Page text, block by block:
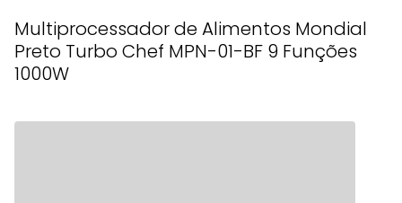
Multiprocessador de Alimentos Mondial
Preto Turbo Chef MPN-01-BF 9 Funções
1000W